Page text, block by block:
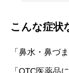
こんな症状
「鼻水・鼻づ
「OTC医薬品